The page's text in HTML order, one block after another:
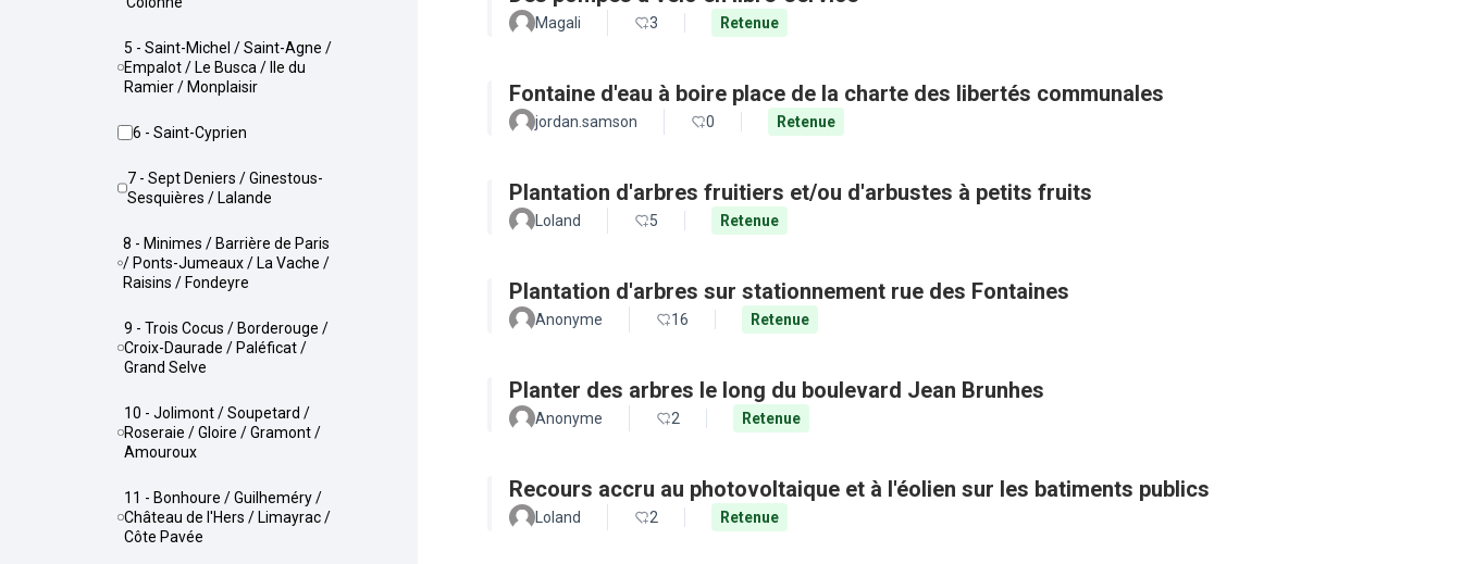
5 - Saint-Michel / Saint-Agne /
Empalot / Le Busca / Ile du
Ramier / Monplaisir
6 - Saint-Cyprien
7 - Sept Deniers / Ginestous-
Sesquières / Lalande
8 - Minimes / Barrière de Paris
/ Ponts-Jumeaux / La Vache /
Raisins / Fondeyre
9 - Trois Cocus / Borderouge /
Croix-Daurade / Paléficat /
Grand Selve
10 - Jolimont / Soupetard /
Roseraie / Gloire / Gramont /
Amouroux
11 - Bonhoure / Guilheméry /
Château de l'Hers / Limayrac /
Côte Pavée
Magali 3 Retenue
Fontaine d'eau à boire place de la charte des libertés communales
jordan.samson 0 Retenue
Plantation d'arbres fruitiers et/ou d'arbustes à petits fruits
Loland 5 Retenue
Plantation d'arbres sur stationnement rue des Fontaines
Anonyme 16 Retenue
Planter des arbres le long du boulevard Jean Brunhes
Anonyme 2 Retenue
Recours accru au photovoltaique et à l'éolien sur les batiments publics
Loland 2 Retenue